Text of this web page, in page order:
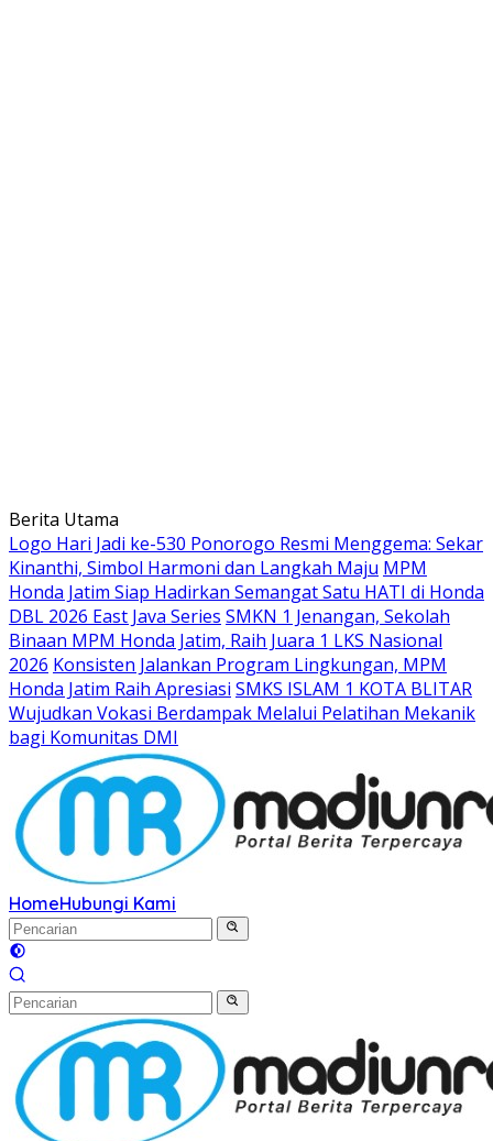
Langsung
ke
konten
Berita Utama
Logo Hari Jadi ke-530 Ponorogo Resmi Menggema: Sekar
Kinanthi, Simbol Harmoni dan Langkah Maju MPM
Honda Jatim Siap Hadirkan Semangat Satu HATI di Honda
DBL 2026 East Java Series SMKN 1 Jenangan, Sekolah
Binaan MPM Honda Jatim, Raih Juara 1 LKS Nasional
2026 Konsisten Jalankan Program Lingkungan, MPM
Honda Jatim Raih Apresiasi SMKS ISLAM 1 KOTA BLITAR
Wujudkan Vokasi Berdampak Melalui Pelatihan Mekanik
bagi Komunitas DMI
HomeHubungi Kami